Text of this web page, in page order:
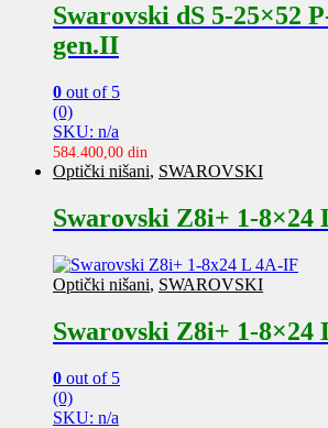
Swarovski dS 5-25×52
gen.II
0 out of 5
(0)
SKU: n/a
584.400,00 din
Optički nišani, SWAROVSKI
Swarovski Z8i+ 1-8×24
Optički nišani, SWAROVSKI
Swarovski Z8i+ 1-8×24
0 out of 5
(0)
SKU: n/a